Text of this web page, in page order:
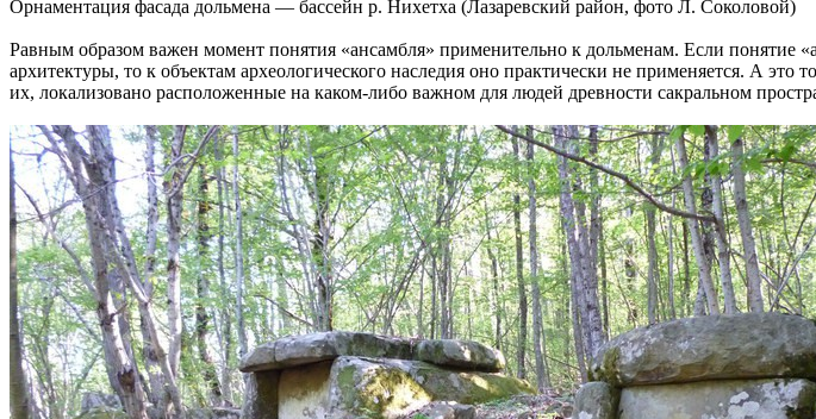
Орнаментация фасада дольмена — бассейн р. Нихетха (Лазаревский район, фото Л. Соколовой)
Равным образом важен момент понятия «ансамбля» применительно к дольменам. Если понятие
архитектуры, то к объектам археологического наследия оно практически не применяется. А
их, локализовано расположенные на каком-либо важном для людей древности сакральном